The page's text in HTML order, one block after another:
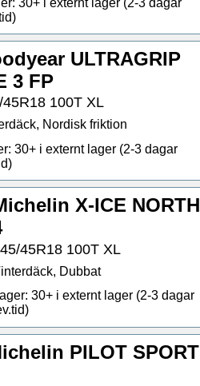
ULTRAGRIP
3 FP
45R18 100T XL
Nordisk friktion
30+ i externt lager (2-3 dagar
X-ICE NORTH
45R18 100T XL
Dubbat
30+ i externt lager (2-3 dagar
PILOT SPORT